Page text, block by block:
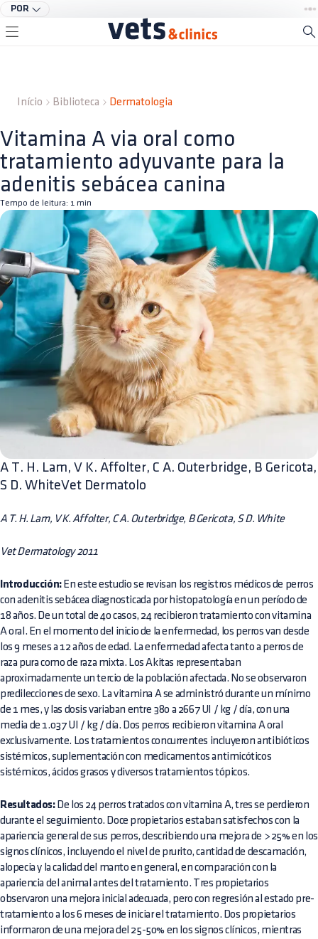
POR
Início Biblioteca Dermatologia
Vitamina A via oral como
tratamiento adyuvante para la
adenitis sebácea canina
Tempo de leitura: 1 min
A T. H. Lam, V K. Affolter, C A. Outerbridge, B Gericota,
S D. WhiteVet Dermatolo
A T. H. Lam, V K. Affolter, C A. Outerbridge, B Gericota, S D. White
Vet Dermatology 2011
Introducción:En este estudio se revisan los registros médicos de perros
con adenitis sebácea diagnosticada por histopatología en un período de
18 años. De un total de 40 casos, 24 recibieron tratamiento con vitamina
A oral. En el momento del inicio de la enfermedad, los perros van desde
los 9 meses a 12 años de edad. La enfermedad afecta tanto a perros de
raza pura como de raza mixta. Los Akitas representaban
aproximadamente un tercio de la población afectada. No se observaron
predilecciones de sexo. La vitamina A se administró durante un mínimo
de 1 mes, y las dosis variaban entre 380 a 2667 UI / kg / día, con una
media de 1.037 UI / kg / día. Dos perros recibieron vitamina A oral
exclusivamente. Los tratamientos concurrentes incluyeron antibióticos
sistémicos, suplementación con medicamentos antimicóticos
sistémicos, ácidos grasos y diversos tratamientos tópicos.
Resultados:De los 24 perros tratados con vitamina A, tres se perdieron
durante el seguimiento. Doce propietarios estaban satisfechos con la
apariencia general de sus perros, describiendo una mejora de > 25% en los
signos clínicos, incluyendo el nivel de prurito, cantidad de descamación,
alopecia y la calidad del manto en general, en comparación con la
apariencia del animal antes del tratamiento. Tres propietarios
observaron una mejora inicial adecuada, pero con regresión al estado pre-
tratamiento a los 6 meses de iniciar el tratamiento. Dos propietarios
informaron de una mejora del 25-50% en los signos clínicos, mientras